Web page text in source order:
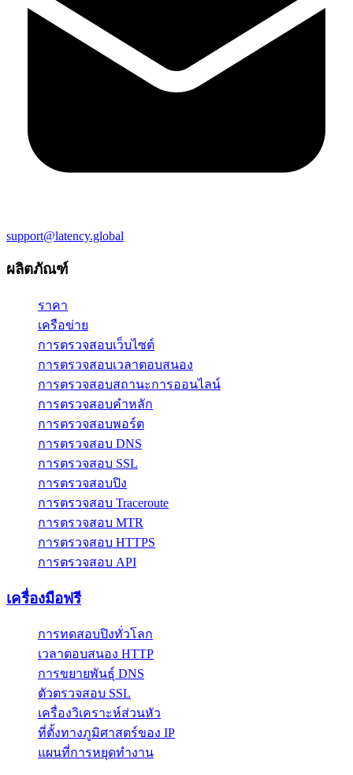
support@latency.global
ผลิตภัณฑ์
ราคา
เครือข่าย
การตรวจสอบเว็บไซต์
การตรวจสอบเวลาตอบสนอง
การตรวจสอบสถานะการออนไลน์
การตรวจสอบคำหลัก
การตรวจสอบพอร์ต
การตรวจสอบ DNS
การตรวจสอบ SSL
การตรวจสอบปิง
การตรวจสอบ Traceroute
การตรวจสอบ MTR
การตรวจสอบ HTTPS
การตรวจสอบ API
เครื่องมือฟรี
การทดสอบปิงทั่วโลก
เวลาตอบสนอง HTTP
การขยายพันธุ์ DNS
ตัวตรวจสอบ SSL
เครื่องวิเคราะห์ส่วนหัว
ที่ตั้งทางภูมิศาสตร์ของ IP
แผนที่การหยุดทำงาน